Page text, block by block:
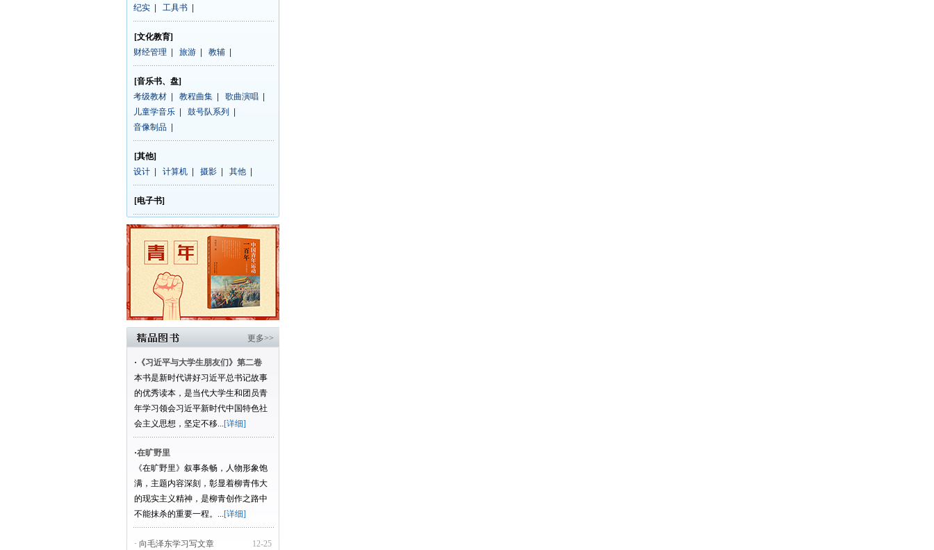
纪实
工具书
[文化教育]
财经管理
旅游 教辅
[音乐书、盘]
考级教材
教程曲集 歌曲演唱
儿童学音乐
鼓号队系列
音像制品
[其他]
设计
计算机 摄影 其他
[电子书]
更多>>
· 《习近平与大学生朋友们》第二卷
本书是新时代讲好习近平总书记故事
的优秀读本，是当代大学生和团员青
年学习领会习近平新时代中国特色社
会主义思想，坚定不移...[详细]
·在旷野里
《在旷野里》叙事条畅，人物形象饱
满，主题内容深刻，彰显着柳青伟大
的现实主义精神，是柳青创作之路中
不能抹杀的重要一程。...[详细]
12-25
· 向毛泽东学习写文章